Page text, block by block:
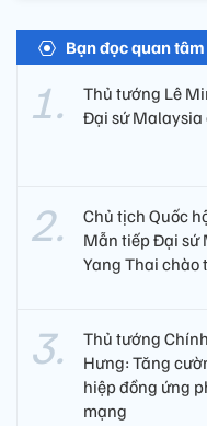
Bạn đọc quan tâm
Thủ tướng Lê
Đại sứ Malaysia
Chủ tịch Quốc
Mẫn tiếp Đại sứ
Yang Thai chào
Thủ tướng
Hưng: Tăng
hiệp đồng ứng
mạng